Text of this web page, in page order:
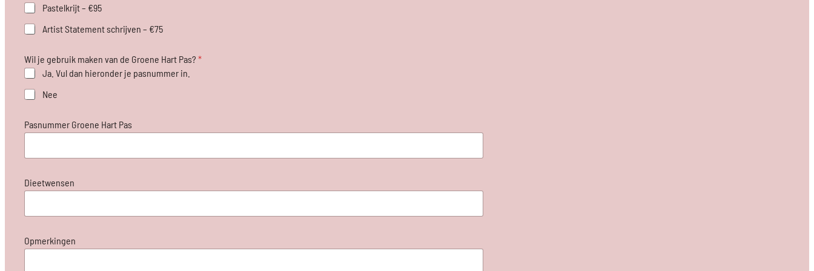
n
e
Pastelkrijt – €95
Artist Statement schrijven – €75
Wil je gebruik maken van de Groene Hart Pas? *
Ja. Vul dan hieronder je pasnummer in.
Nee
Pasnummer Groene Hart Pas
Dieetwensen
Opmerkingen